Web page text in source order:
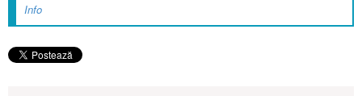
Info